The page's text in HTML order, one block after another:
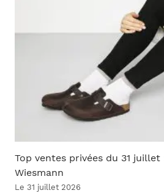
Top ventes privées du 31
Wiesmann
Le 31 juillet 2026